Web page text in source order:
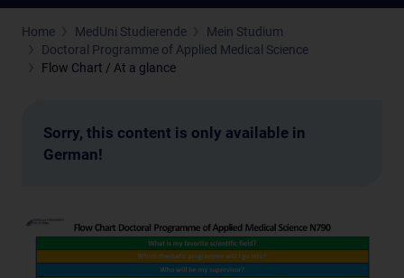
Home MedUni Studierende
Mein Studium
Doctoral Programme of Applied Medical Science
Flow Chart / At a glance
Sorry, this content is only available in
German!